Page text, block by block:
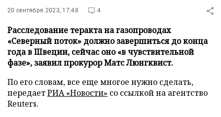
20 сентября 2023, 17:48 4
Расследование теракта на газопроводах
«Северный поток» должно завершиться до конца
года в Швеции, сейчас оно «в чувствительной
фазе», заявил прокурор Матс Люнгквист.
По его словам, все еще многое нужно сделать,
передаетРИА «Новости» со ссылкой на агентство
Reuters.